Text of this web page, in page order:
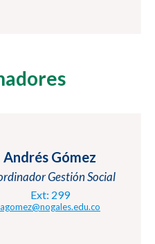
Andrés Gómez
Gestión Social
Ext: 299
agomez@nogales.edu.co